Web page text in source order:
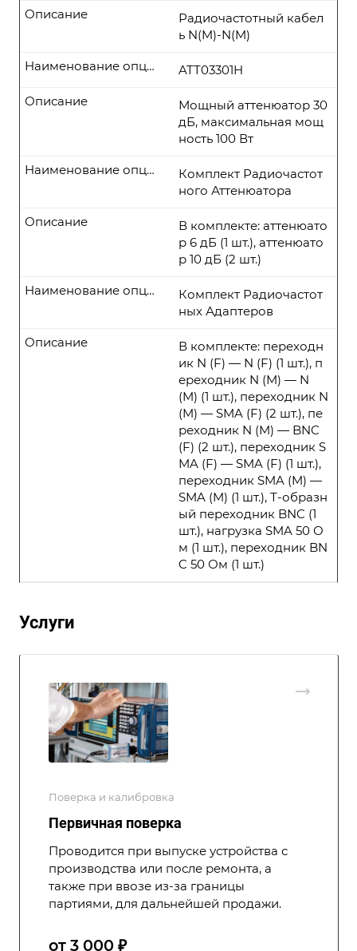
Радиочастотный кабел
ь N(M)-N(M)
Описание
ATT03301H
Наименование опции
Мощный аттенюатор 30
дБ, максимальная мощ
ность 100 Вт
Описание
Комплект Радиочастот
ного Аттенюатора
Наименование опции
В комплекте: аттенюато
р 6 дБ (1 шт.), аттенюато
р 10 дБ (2 шт.)
Описание
Комплект Радиочастот
ных Адаптеров
Наименование опции
В комплекте: переходн
ик N (F) — N (F) (1 шт.), п
ереходник N (M) — N
(M) (1 шт.), переходник N
(M) — SMA (F) (2 шт.), пе
реходник N (M) — BNC
(F) (2 шт.), переходник S
MA (F) — SMA (F) (1 шт.),
переходник SMA (M) —
SMA (M) (1 шт.), Т-образн
ый переходник BNC (1
шт.), нагрузка SMA 50 О
м (1 шт.), переходник BN
C 50 Ом (1 шт.)
Описание
Услуги
Поверка и калибровка
Первичная поверка
Проводится при выпуске устройства с
производства или после ремонта, а
также при ввозе из-за границы
партиями, для дальнейшей продажи.
от 3 000 ₽